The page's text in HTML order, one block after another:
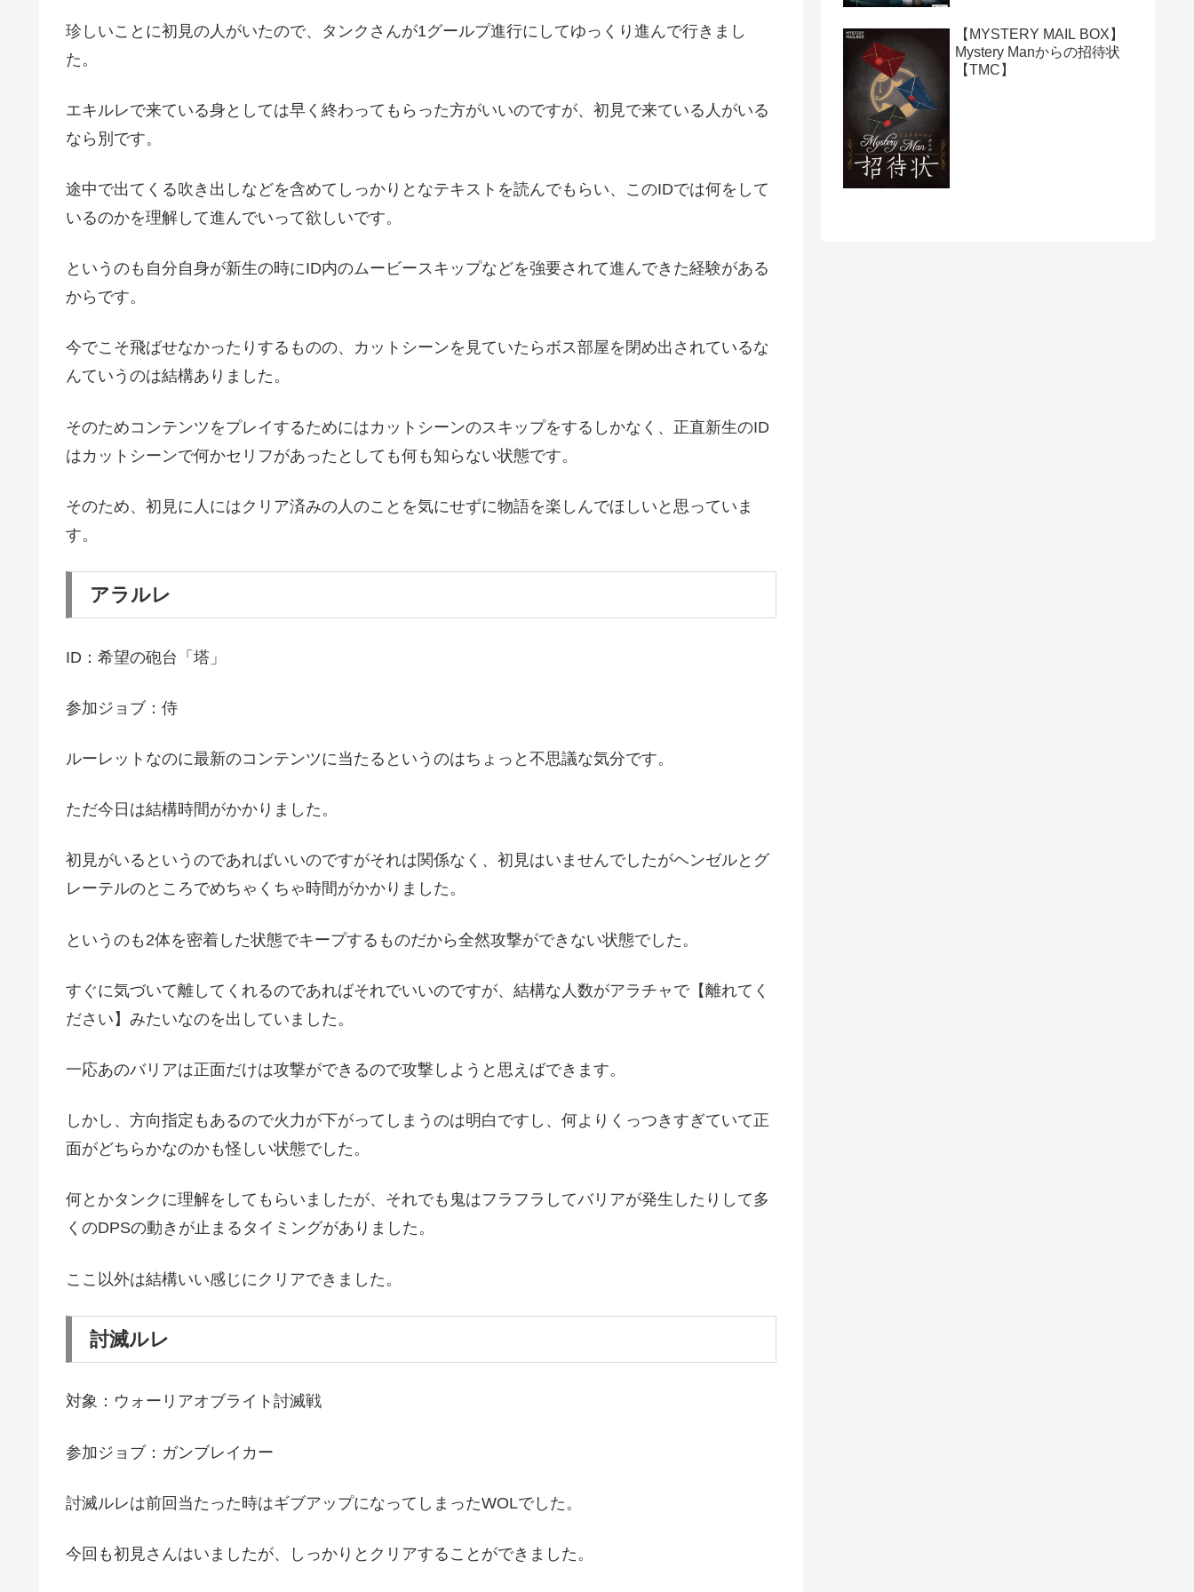
珍しいことに初見の人がいたので、タンクさんが1グールプ進行にしてゆっくり進んで行きまし
た。
エキルレで来ている身としては早く終わってもらった方がいいのですが、初見で来ている人がいる
なら別です。
途中で出てくる吹き出しなどを含めてしっかりとなテキストを読んでもらい、このIDでは何をして
いるのかを理解して進んでいって欲しいです。
というのも自分自身が新生の時にID内のムービースキップなどを強要されて進んできた経験がある
からです。
今でこそ飛ばせなかったりするものの、カットシーンを見ていたらボス部屋を閉め出されているな
んていうのは結構ありました。
そのためコンテンツをプレイするためにはカットシーンのスキップをするしかなく、正直新生のID
はカットシーンで何かセリフがあったとしても何も知らない状態です。
そのため、初見に人にはクリア済みの人のことを気にせずに物語を楽しんでほしいと思っていま
す。
アラルレ
ID：希望の砲台「塔」
参加ジョブ：侍
ルーレットなのに最新のコンテンツに当たるというのはちょっと不思議な気分です。
ただ今日は結構時間がかかりました。
初見がいるというのであればいいのですがそれは関係なく、初見はいませんでしたがヘンゼルとグ
レーテルのところでめちゃくちゃ時間がかかりました。
というのも2体を密着した状態でキープするものだから全然攻撃ができない状態でした。
すぐに気づいて離してくれるのであればそれでいいのですが、結構な人数がアラチャで【離れてく
ださい】みたいなのを出していました。
一応あのバリアは正面だけは攻撃ができるので攻撃しようと思えばできます。
しかし、方向指定もあるので火力が下がってしまうのは明白ですし、何よりくっつきすぎていて正
面がどちらかなのかも怪しい状態でした。
何とかタンクに理解をしてもらいましたが、それでも鬼はフラフラしてバリアが発生したりして多
くのDPSの動きが止まるタイミングがありました。
ここ以外は結構いい感じにクリアできました。
討滅ルレ
対象：ウォーリアオブライト討滅戦
参加ジョブ：ガンブレイカー
討滅ルレは前回当たった時はギブアップになってしまったWOLでした。
今回も初見さんはいましたが、しっかりとクリアすることができました。
【MYSTERY MAIL BOX】
Mystery Manからの招待状
【TMC】